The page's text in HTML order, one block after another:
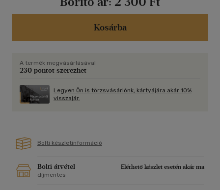
Kosárba
A termék megvásárlásával
230 pontot szerezhet
Legyen Ön is törzsvásárlónk, kártyájára akár 10%
visszajár.
Bolti készletinformáció
Bolti átvétel
Elérhető készlet esetén akár ma
díjmentes